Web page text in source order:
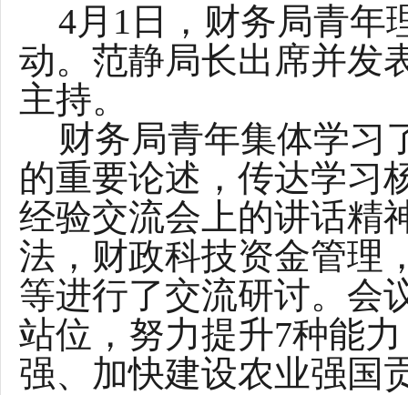
4月 1 日，财务局青年
动。范静局长出席并发
主持。
财务局青年集体学习
的重要论述，传达学习
经验交流会上的讲话精
法，财政科技资金管理
等进行了交流研讨。会
站位，努力提升7种能
强、加快建设农业强国